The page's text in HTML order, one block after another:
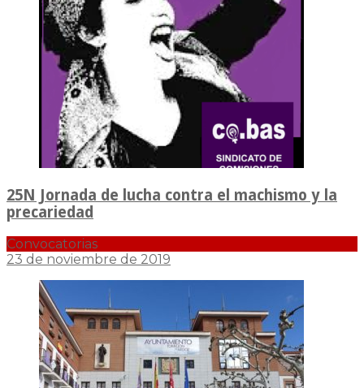
25N Jornada de lucha contra el machismo y la
precariedad
Convocatorias
23 de noviembre de 2019